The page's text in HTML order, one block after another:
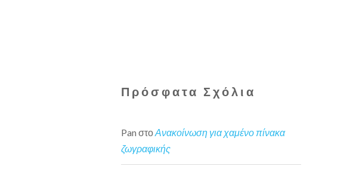
Πρόσφατα Σχόλια
Pan στοΑνακοίνωση για χαμένο πίνακα
ζωγραφικής